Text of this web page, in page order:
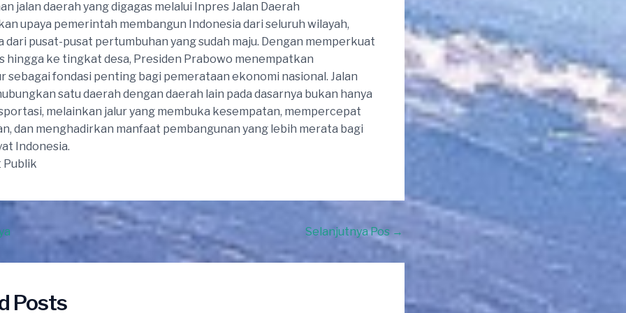
jalan daerah yang digagas melalui Inpres Jalan Daerah
upaya pemerintah membangun Indonesia dari seluruh wilayah,
dari pusat-pusat pertumbuhan yang sudah maju. Dengan memperkuat
hingga ke tingkat desa, Presiden Prabowo menempatkan
sebagai fondasi penting bagi pemerataan ekonomi nasional. Jalan
satu daerah dengan daerah lain pada dasarnya bukan hanya
melainkan jalur yang membuka kesempatan, mempercepat
dan menghadirkan manfaat pembangunan yang lebih merata bagi
Indonesia.
Publik
Selanjutnya Pos →
Posts